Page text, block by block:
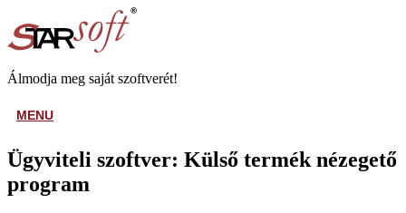
to
content
Álmodja meg saját szoftverét!
MENUMENU
Ügyviteli szoftver: Külső termék nézegető
program